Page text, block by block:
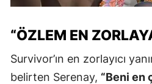
“ÖZLEM EN
Survivor’ın en zorlayıcı
belirten Serenay, “Beni en